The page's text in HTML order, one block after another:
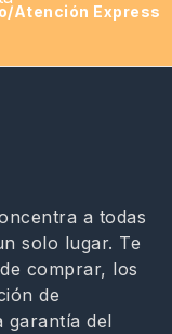
Atención Express
a todas
solo lugar. Te
comprar, los
de
garantía del